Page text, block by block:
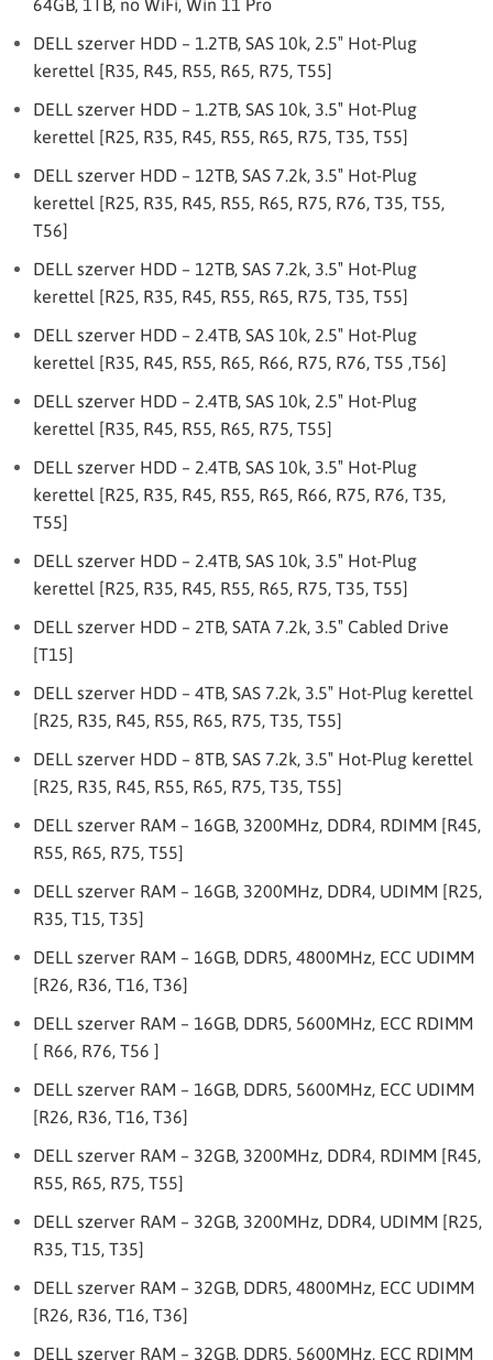
64GB, 1TB, no WiFi, Win 11 Pro
DELL szerver HDD – 1.2TB, SAS 10k, 2.5″ Hot-Plug
kerettel [R35, R45, R55, R65, R75, T55]
DELL szerver HDD – 1.2TB, SAS 10k, 3.5″ Hot-Plug
kerettel [R25, R35, R45, R55, R65, R75, T35, T55]
DELL szerver HDD – 12TB, SAS 7.2k, 3.5″ Hot-Plug
kerettel [R25, R35, R45, R55, R65, R75, R76, T35, T55,
T56]
DELL szerver HDD – 12TB, SAS 7.2k, 3.5″ Hot-Plug
kerettel [R25, R35, R45, R55, R65, R75, T35, T55]
DELL szerver HDD – 2.4TB, SAS 10k, 2.5″ Hot-Plug
kerettel [R35, R45, R55, R65, R66, R75, R76, T55 ,T56]
DELL szerver HDD – 2.4TB, SAS 10k, 2.5″ Hot-Plug
kerettel [R35, R45, R55, R65, R75, T55]
DELL szerver HDD – 2.4TB, SAS 10k, 3.5″ Hot-Plug
kerettel [R25, R35, R45, R55, R65, R66, R75, R76, T35,
T55]
DELL szerver HDD – 2.4TB, SAS 10k, 3.5″ Hot-Plug
kerettel [R25, R35, R45, R55, R65, R75, T35, T55]
DELL szerver HDD – 2TB, SATA 7.2k, 3.5″ Cabled Drive
[T15]
DELL szerver HDD – 4TB, SAS 7.2k, 3.5″ Hot-Plug kerettel
[R25, R35, R45, R55, R65, R75, T35, T55]
DELL szerver HDD – 8TB, SAS 7.2k, 3.5″ Hot-Plug kerettel
[R25, R35, R45, R55, R65, R75, T35, T55]
DELL szerver RAM – 16GB, 3200MHz, DDR4, RDIMM [R45,
R55, R65, R75, T55]
DELL szerver RAM – 16GB, 3200MHz, DDR4, UDIMM [R25,
R35, T15, T35]
DELL szerver RAM – 16GB, DDR5, 4800MHz, ECC UDIMM
[R26, R36, T16, T36]
DELL szerver RAM – 16GB, DDR5, 5600MHz, ECC RDIMM
[ R66, R76, T56 ]
DELL szerver RAM – 16GB, DDR5, 5600MHz, ECC UDIMM
[R26, R36, T16, T36]
DELL szerver RAM – 32GB, 3200MHz, DDR4, RDIMM [R45,
R55, R65, R75, T55]
DELL szerver RAM – 32GB, 3200MHz, DDR4, UDIMM [R25,
R35, T15, T35]
DELL szerver RAM – 32GB, DDR5, 4800MHz, ECC UDIMM
[R26, R36, T16, T36]
DELL szerver RAM – 32GB, DDR5, 5600MHz, ECC RDIMM